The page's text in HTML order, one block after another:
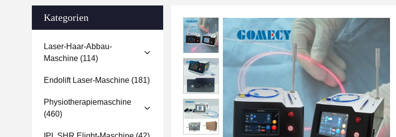
Kategorien
Laser-Haar-Abbau-
Maschine (114)
Endolift Laser-Maschine (181)
Physiotherapiemaschine
(460)